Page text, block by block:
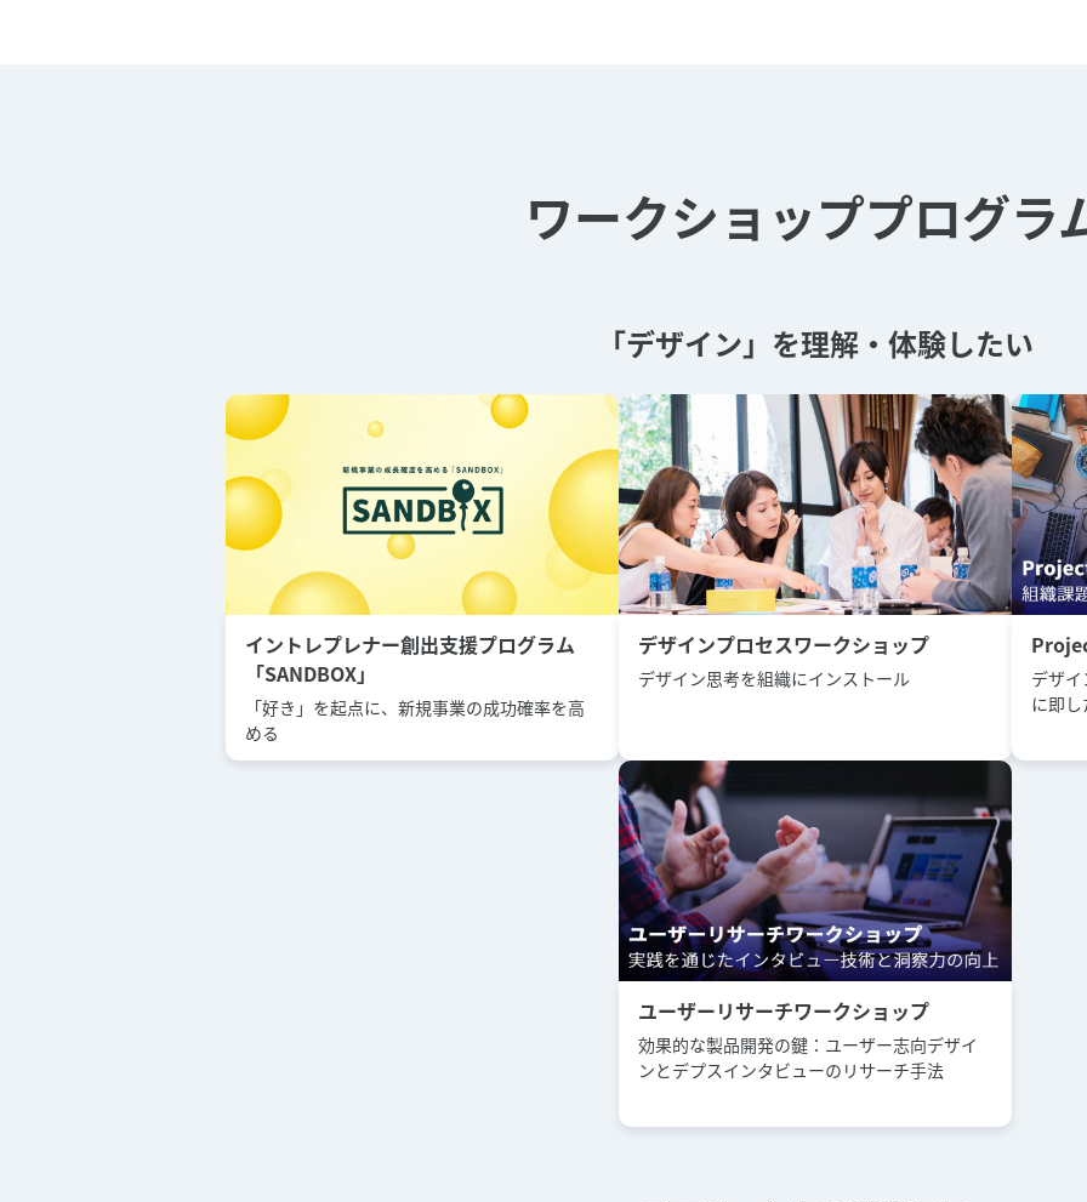
ワークショッププログラ
「デザイン」を理解・体験したい
イントレプレナー創出支援プログラム
「SANDBOX」
「好き」を起点に、新規事業の成功確率を高
める
デザインプロセスワークショップ
デザイン思考を組織にインストール
デザ
に即
ユーザーリサーチワークショップ
効果的な製品開発の鍵：ユーザー志向デザイ
ンとデプスインタビューのリサーチ手法